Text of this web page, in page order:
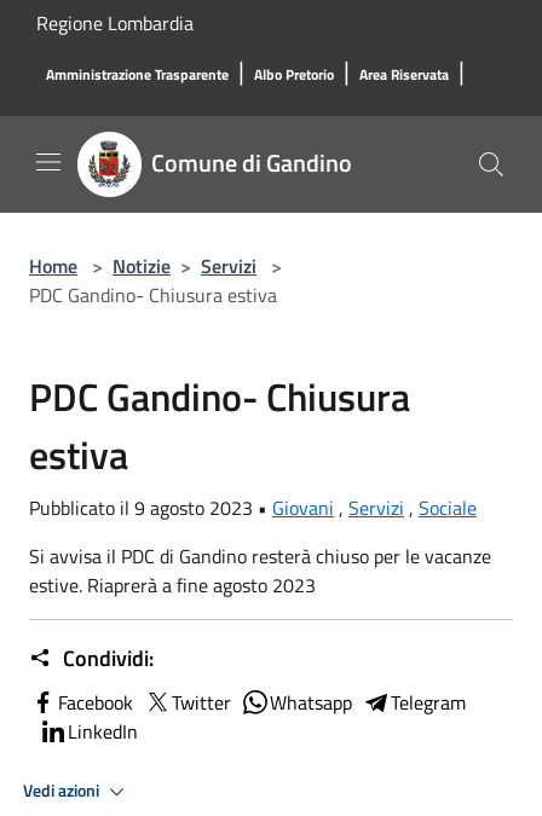
Salta al contenuto principale
Regione Lombardia
Amministrazione Trasparente | Albo Pretorio | Area Riservata |
Comune di Gandino
Home > Notizie > Servizi >
PDC Gandino- Chiusura estiva
PDC Gandino- Chiusura
estiva
Pubblicato il 9 agosto 2023 • Giovani , Servizi , Sociale
Si avvisa il PDC di Gandino resterà chiuso per le vacanze
estive. Riaprerà a fine agosto 2023
Condividi:
Facebook Twitter Whatsapp
Telegram
LinkedIn
Vedi azioni